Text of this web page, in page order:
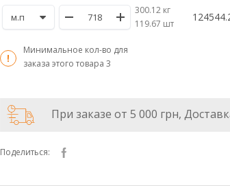
300.12 кг
/119.67 шт
Минимальное кол-во для
заказа этого товара 3
При заказе от 5 000 грн,
Поделиться: